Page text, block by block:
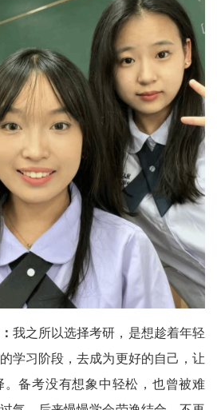
： 我之所以选择考研，是想趁着年轻
学习阶段，去成为更好的自己，让
。备考没有想象中轻松，也曾被难